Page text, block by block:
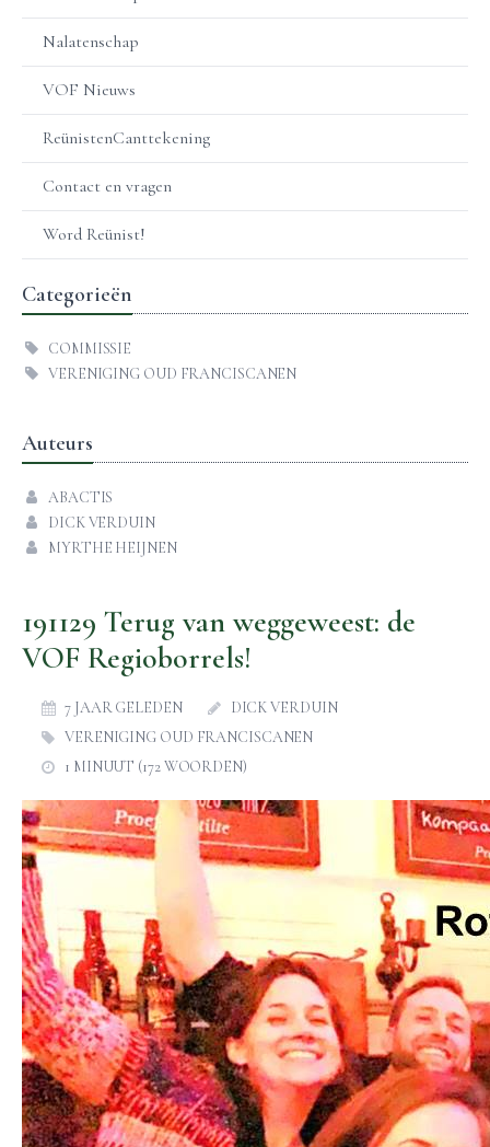
Nalatenschap
VOF Nieuws
ReünistenCanttekening
Contact en vragen
Word Reünist!
Categorieën
COMMISSIE
VERENIGING OUD FRANCISCANEN
Auteurs
ABACTIS
DICK VERDUIN
MYRTHE HEIJNEN
191129 Terug van weggeweest: de
VOF Regioborrels!
7 JAAR GELEDEN
DICK VERDUIN
VERENIGING OUD FRANCISCANEN
1 MINUUT (172 WOORDEN)